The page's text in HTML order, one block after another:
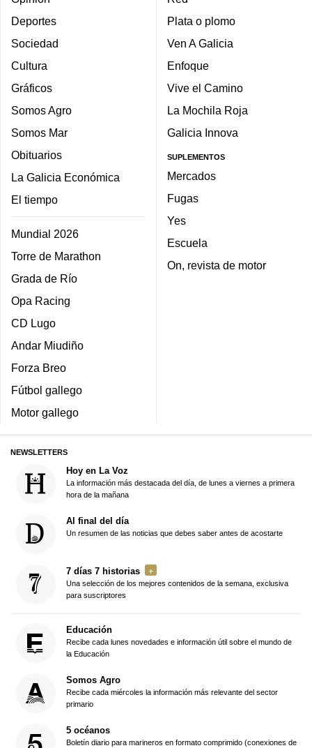
Deportes
Sociedad
Cultura
Gráficos
Somos Agro
Somos Mar
Obituarios
La Galicia Económica
El tiempo
Mundial 2026
Torre de Marathon
Grada de Río
Opa Racing
CD Lugo
Andar Miudiño
Forza Breo
Fútbol gallego
Motor gallego
Plata o plomo
Ven A Galicia
Enfoque
Vive el Camino
La Mochila Roja
Galicia Innova
SUPLEMENTOS
Mercados
Fugas
Yes
Escuela
On, revista de motor
NEWSLETTERS
Hoy en La Voz
La información más destacada del día, de lunes a viernes a primera
hora de la mañana
Al final del día
Un resumen de las noticias que debes saber antes de acostarte
7 días 7 historias
Una selección de los mejores contenidos de la semana, exclusiva
para suscriptores
Educación
Recibe cada lunes novedades e información útil sobre el mundo de
la Educación
Somos Agro
Recibe cada miércoles la información más relevante del sector
primario
5 océanos
Boletín diario para marineros en formato comprimido (conexiones de